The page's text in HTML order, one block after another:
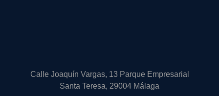
Calle Joaquín Vargas, 13 Parque Empresarial
Santa Teresa, 29004 Málaga